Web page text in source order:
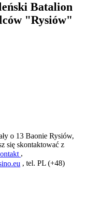
Batalion
"Rysiów"
o 13 Baonie Rysiów,
się skontaktować z
,
, tel. PL (+48)